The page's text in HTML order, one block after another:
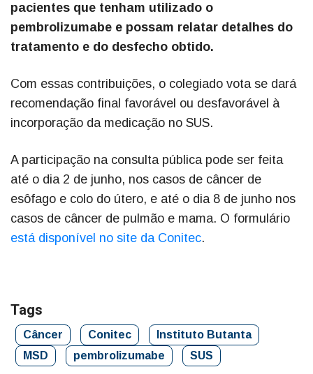
pacientes que tenham utilizado o
pembrolizumabe e possam relatar detalhes do
tratamento e do desfecho obtido.
Com essas contribuições, o colegiado vota se dará
recomendação final favorável ou desfavorável à
incorporação da medicação no SUS.
A participação na consulta pública pode ser feita
até o dia 2 de junho, nos casos de câncer de
esôfago e colo do útero, e até o dia 8 de junho nos
casos de câncer de pulmão e mama. O formulário
está disponível no site da Conitec.
Tags
Câncer Conitec
Instituto Butanta
MSD
pembrolizumabe SUS